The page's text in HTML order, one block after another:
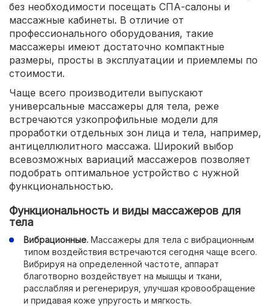
без необходимости посещать СПА-салоны и
массажные кабинеты. В отличие от
профессионального оборудования, такие
массажеры имеют достаточно компактные
размеры, просты в эксплуатации и приемлемы по
стоимости.
Чаще всего производители выпускают
универсальные массажеры для тела, реже
встречаются узкопрофильные модели для
проработки отдельных зон лица и тела, например,
антицеллюлитного массажа. Широкий выбор
всевозможных вариаций массажеров позволяет
подобрать оптимальное устройство с нужной
функциональностью.
Функциональность и виды массажеров для
тела
Вибрационные. Массажеры для тела с вибрационным
типом воздействия встречаются сегодня чаще всего.
Вибрируя на определенной частоте, аппарат
благотворно воздействует на мышцы и ткани,
расслабляя и регенерируя, улучшая кровообращение
и придавая коже упругость и мягкость.